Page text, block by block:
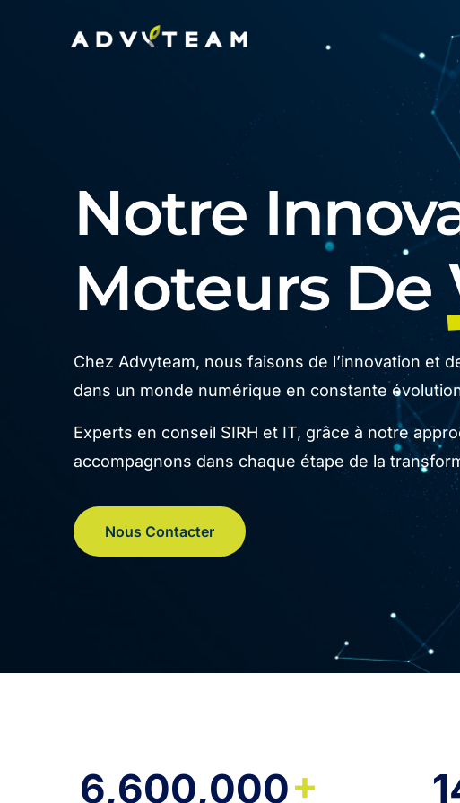
Notre
Moteurs De
Chez Advyteam, nous faisons de l’innovation et
dans un monde numérique en constante
Experts en conseil SIRH et IT, grâce à notre
accompagnons dans chaque étape de la
Nous Contacter
6,600,000+